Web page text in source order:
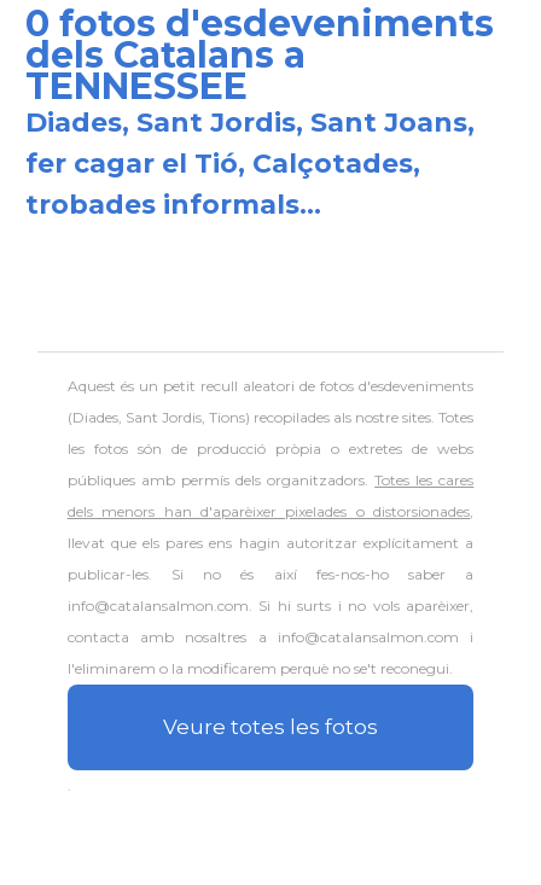
0 fotos d'esdeveniments
dels Catalans a
TENNESSEE
Diades, Sant Jordis, Sant Joans,
fer cagar el Tió, Calçotades,
trobades informals...
Aquest és un petit recull aleatori defotos d'esdeveniments
(Diades, Sant Jordis, Tions) recopilades als nostre sites. Totes
les fotos són de producció pròpia o extretes de webs
públiques amb permís dels organitzadors.Totes les cares
dels menors han d'aparèixer pixelades o distorsionades,
llevat que els pares ens hagin autoritzar explícitament a
publicar-les. Si no és així fes-nos-ho saber a
info@catalansalmon.com. Si hi surts i no vols aparèixer,
contacta amb nosaltres a info@catalansalmon.com i
l'eliminarem o la modificarem perquè no se't reconegui.
Veure totes les fotos